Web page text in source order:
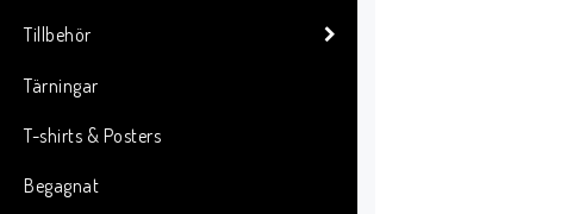
Tillbehör
Tärningar
T-shirts & Posters
Begagnat